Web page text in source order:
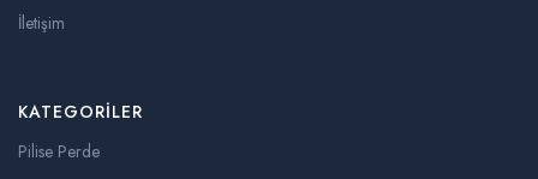
İletişim
KATEGORILER
Pilise Perde